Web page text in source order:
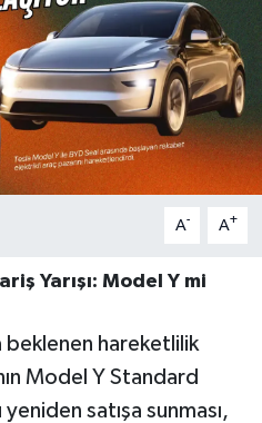
A- A+
Yarışı: Model Y mi
beklenen hareketlilik
Model Y Standard
satışa sunması,